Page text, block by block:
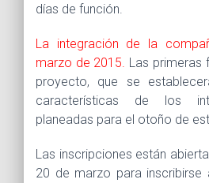
días de función.
La integración de la
marzo de 2015. Las primeras
proyecto, que se
características de los
planeadas para el otoño de
Las inscripciones están
20 de marzo para inscribirse